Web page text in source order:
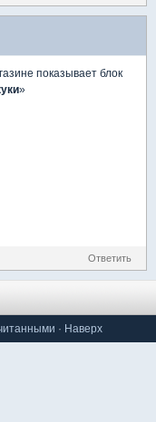
показывает блок
»
Ответить
· Наверх